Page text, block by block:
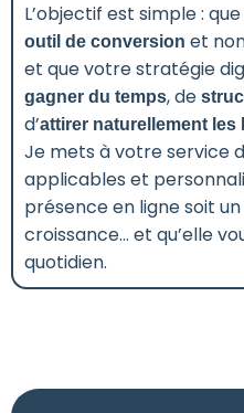
L’objectif est simple :
outil de conversion et
et que votre stratégie
gagner du temps, de
d’attirer naturellement les
Je mets à votre service
applicables et
présence en ligne soit
croissance… et qu’elle
quotidien.